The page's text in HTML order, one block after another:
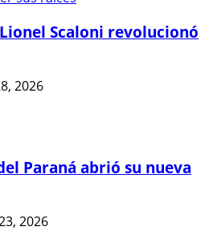
Scaloni revolucionó
2026
Paraná abrió su nueva
2026